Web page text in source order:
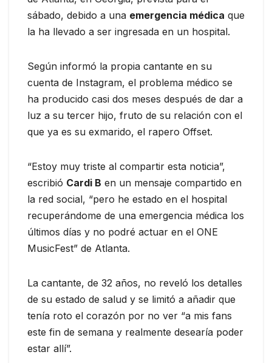
sábado, debido a una emergencia médica que
la ha llevado a ser ingresada en un hospital.
Según informó la propia cantante en su
cuenta de Instagram, el problema médico se
ha producido casi dos meses después de dar a
luz a su tercer hijo, fruto de su relación con el
que ya es su exmarido, el rapero Offset.
“Estoy muy triste al compartir esta noticia”,
escribió Cardi B en un mensaje compartido en
la red social, “pero he estado en el hospital
recuperándome de una emergencia médica los
últimos días y no podré actuar en el ONE
MusicFest” de Atlanta.
La cantante, de 32 años, no reveló los detalles
de su estado de salud y se limitó a añadir que
tenía roto el corazón por no ver “a mis fans
este fin de semana y realmente desearía poder
estar allí”.